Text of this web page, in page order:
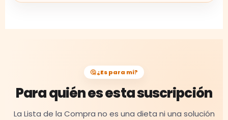
🤔 ¿Es para mí?
Para quién es esta suscripción
La Lista de la Compra no es una dieta ni una solución